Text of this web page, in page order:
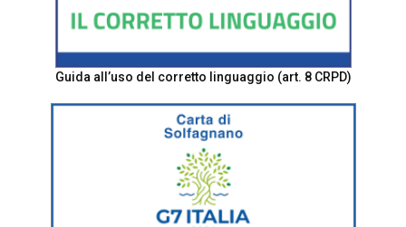
Guida all’uso del corretto linguaggio (art. 8 CRPD)